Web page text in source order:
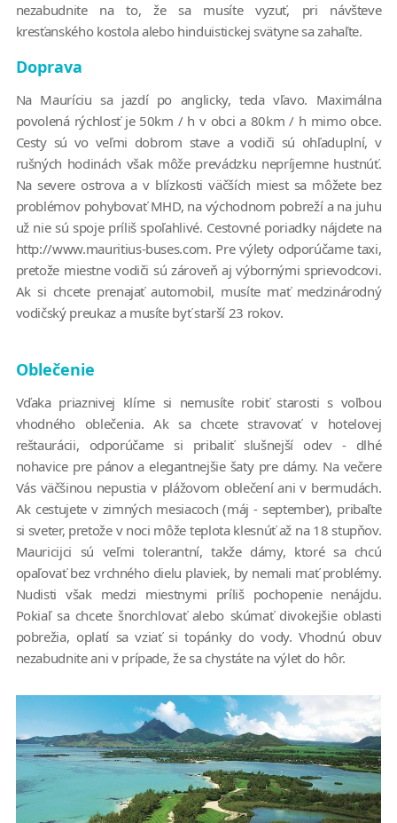
nezabudnite na to, že sa musíte vyzuť, pri návšteve
kresťanského kostola alebo hinduistickej svätyne sa zahaľte.
Doprava
Na Mauríciu sa jazdí po anglicky, teda vľavo. Maximálna
povolená rýchlosť je 50km / h v obci a 80km / h mimo obce.
Cesty sú vo veľmi dobrom stave a vodiči sú ohľaduplní, v
rušných hodinách však môže prevádzku nepríjemne hustnúť.
Na severe ostrova a v blízkosti väčších miest sa môžete bez
problémov pohybovať MHD, na východnom pobreží a na juhu
už nie sú spoje príliš spoľahlivé. Cestovné poriadky nájdete na
http://www.mauritius-buses.com. Pre výlety odporúčame taxi,
pretože miestne vodiči sú zároveň aj výbornými sprievodcovi.
Ak si chcete prenajať automobil, musíte mať medzinárodný
vodičský preukaz a musíte byť starší 23 rokov.
Oblečenie
Vďaka priaznivej klíme si nemusíte robiť starosti s voľbou
vhodného oblečenia. Ak sa chcete stravovať v hotelovej
reštaurácii, odporúčame si pribaliť slušnejší odev - dlhé
nohavice pre pánov a elegantnejšie šaty pre dámy. Na večere
Vás väčšinou nepustia v plážovom oblečení ani v bermudách.
Ak cestujete v zimných mesiacoch (máj - september), pribaľte
si sveter, pretože v noci môže teplota klesnúť až na 18 stupňov.
Mauricijci sú veľmi tolerantní, takže dámy, ktoré sa chcú
opaľovať bez vrchného dielu plaviek, by nemali mať problémy.
Nudisti však medzi miestnymi príliš pochopenie nenájdu.
Pokiaľ sa chcete šnorchlovať alebo skúmať divokejšie oblasti
pobrežia, oplatí sa vziať si topánky do vody. Vhodnú obuv
nezabudnite ani v prípade, že sa chystáte na výlet do hôr.